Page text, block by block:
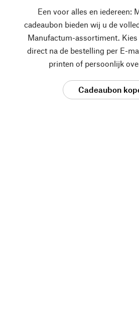
Een voor alles en iedereen:
cadeaubon bieden wij u de
Manufactum-assortiment. Kies
direct na de bestelling per E-
printen of persoonlijk
Cadeaubon